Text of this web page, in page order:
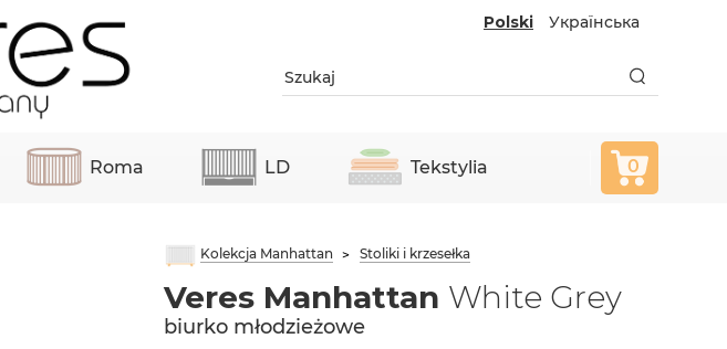
Polski Українська
Roma LD Tekstylia 0
Kolekcja Manhattan Stoliki i krzesełka
Veres Manhattan White Grey
biurko młodzieżowe